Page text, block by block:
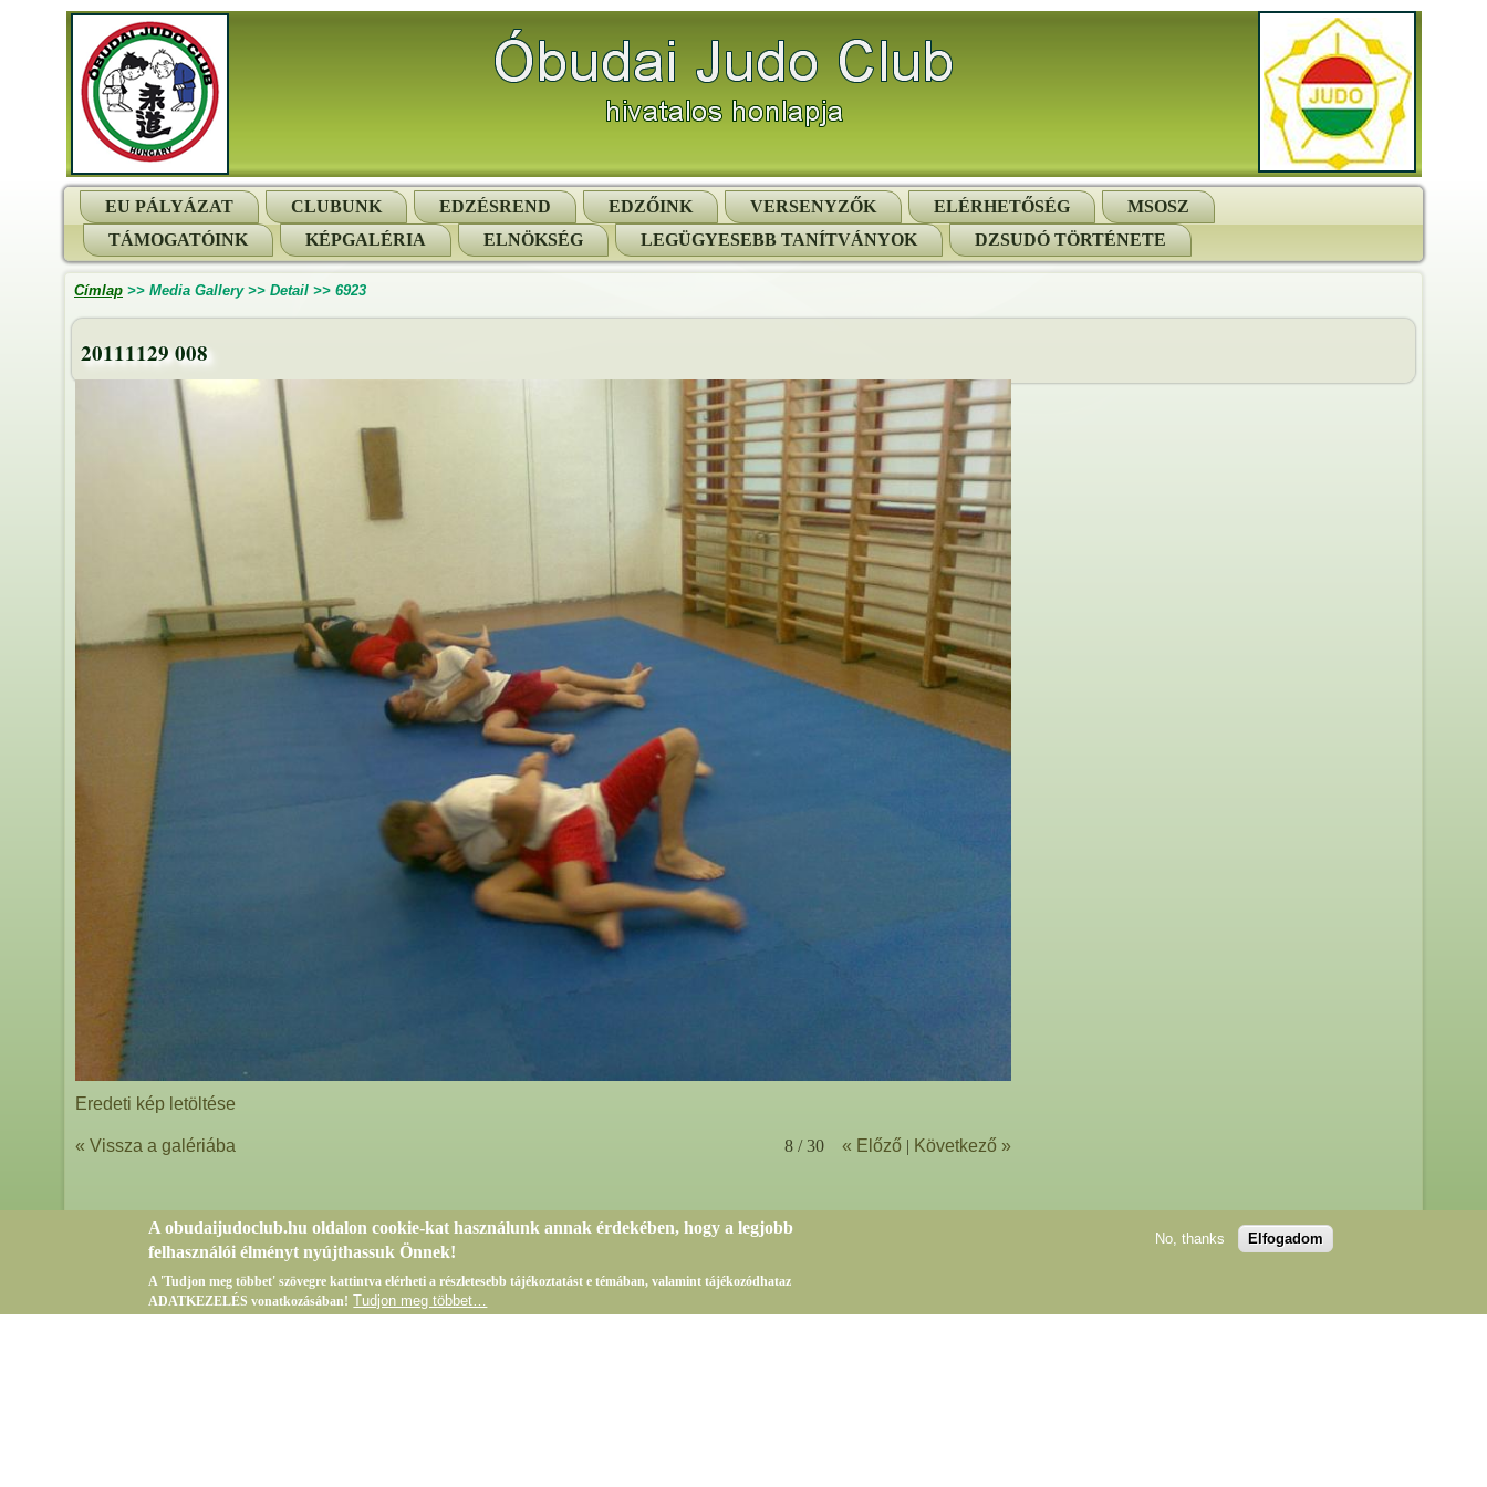
EU PÁLYÁZAT CLUBUNK EDZÉSREND EDZŐINK VERSENYZŐK ELÉRHETŐSÉG
MSOSZ
TÁMOGATÓINK
KÉPGALÉRIA ELNÖKSÉG LEGÜGYESEBB TANÍTVÁNYOK DZSUDÓ TÖRTÉNETE
Címlap >> Media Gallery>> Detail >> 6923
20111129 008
Eredeti kép letöltése
« Vissza a galériába 8 / 30 « Előző| Következő »
A obudaijudoclub.hu oldalon cookie-kat használunk annak érdekében, hogy a legjobb
felhasználói élményt nyújthassuk Önnek!
A 'Tudjon meg többet' szövegre kattintva elérheti a részletesebb tájékoztatást e témában, valamint tájékozódhataz
ADATKEZELÉS vonatkozásában! Tudjon meg többet…
No, thanks Elfogadom